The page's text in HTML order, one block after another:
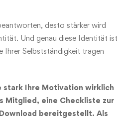
desto stärker wird
Und genau diese Identität ist
Ihrer Selbstständigkeit tragen
stark Ihre Motivation wirklich
Mitglied, eine Checkliste zur
bereitgestellt. Als